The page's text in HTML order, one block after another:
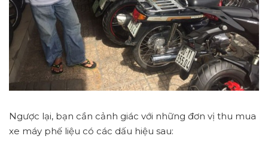
Ngược lại, bạn cần cảnh giác với những đơn vị thu mua
xe máy phế liệu có các dấu hiệu sau: